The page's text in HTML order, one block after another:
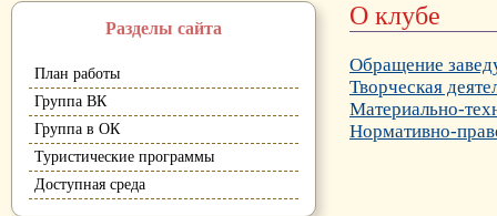
Разделы сайта
План работы
Группа ВК
Группа в ОК
Туристические программы
Доступная среда
О клубе
Обращение
Творческая
Материально-
Нормативно-